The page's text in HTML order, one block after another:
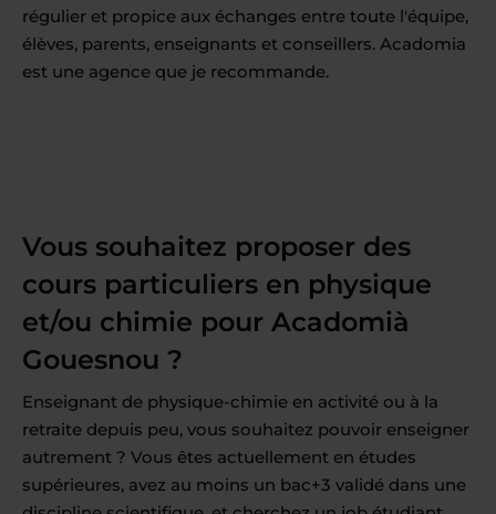
régulier et propice aux échanges entre toute l'équipe,
élèves, parents, enseignants et conseillers. Acadomia
est une agence que je recommande.
Vous souhaitez proposer des
cours particuliers en physique
et/ou chimie pour Acadomià
Gouesnou ?
Enseignant de physique-chimie en activité ou à la
retraite depuis peu, vous souhaitez pouvoir enseigner
autrement ? Vous êtes actuellement en études
supérieures, avez au moins un bac+3 validé dans une